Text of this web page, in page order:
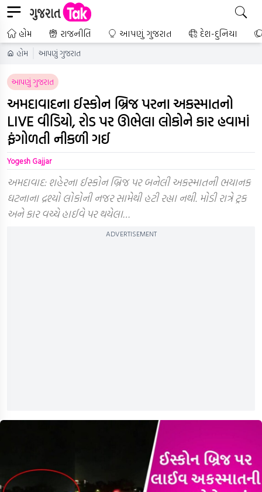
હોમ રાજનીતિ આપણું ગુજરાત દેશ-દુનિયા
હોમ આપણું ગુજરાત
આપણું ગુજરાત
અમદાવાદના ઈસ્કોન બ્રિજ પરના અકસ્માતનો
LIVE વીડિયો, રોડ પર ઊભેલા લોકોને કાર હવામાં
ફંગોળતી નીકળી ગઈ
Yogesh Gajjar
અમદાવાદ: શહેરના ઈસ્કોન બ્રિજ પર બનેલી અકસ્માતની ભયાનક
ઘટનાના દ્રશ્યો લોકોની નજર સામેથી હટી રહ્યા નથી. મોડી રાત્રે ટ્રક
અને કાર વચ્ચે હાઈવે પર થયેલા…
ADVERTISEMENT